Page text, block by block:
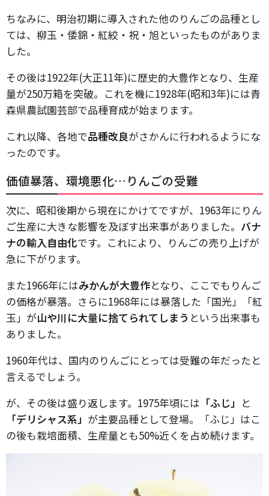
ちなみに、明治初期に導入された他のりんごの品種とし
ては、柳玉・倭錦・紅絞・祝・旭といったものがありま
した。
その後は1922年(大正11年)に歴史的大豊作となり、生産
量が250万箱を突破。これを機に1928年(昭和3年)には青
森県農試園芸部で品種育成が始まります。
これ以降、各地で品種改良がさかんに行われるようにな
ったのです。
価値暴落、環境悪化…りんごの受難
次に、昭和後期から現在にかけてですが、1963年にりん
ご生産に大きな影響を及ぼす出来事がありました。 バナ
ナの輸入自由化です。これにより、りんごの売り上げが
急に下がります。
また1966年にはみかんが大豊作となり、ここでもりんご
の価格が暴落。さらに1968年には暴落した「国光」「紅
玉」が山や川に大量に捨てられてしまう という出来事も
ありました。
1960年代は、国内のりんごにとっては受難の年だったと
言えるでしょう。
が、その後は盛り返します。1975年頃には 「ふじ」 と
「デリシャス系」 が主要品種として登場。「ふじ」はこ
の後も栽培面積、生産量とも50%近くを占め続けます。